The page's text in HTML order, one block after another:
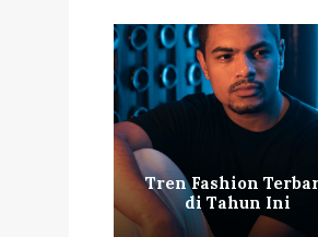
Tren Fashion
di Tahun Ini